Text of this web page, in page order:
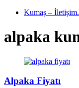
Kumaş – İletişim.
alpaka
Alpaka Fiyatı